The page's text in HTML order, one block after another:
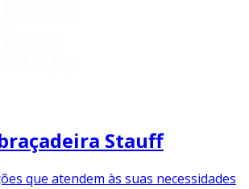
Stauff
que atendem às suas necessidades